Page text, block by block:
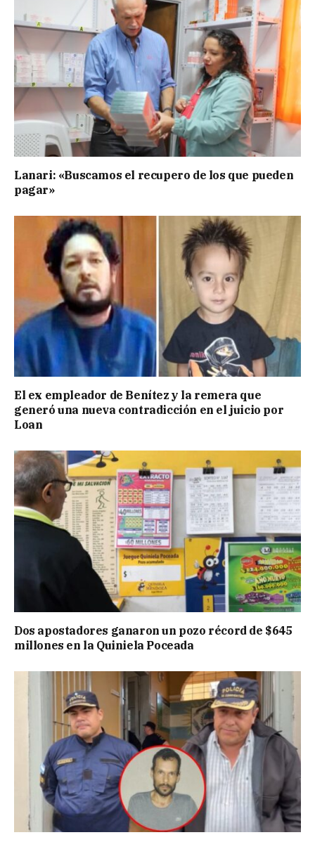
Lanari: «Buscamos el recupero de los que pueden
pagar»
El ex empleador de Benítez y la remera que
generó una nueva contradicción en el juicio por
Loan
Dos apostadores ganaron un pozo récord de $645
millones en la Quiniela Poceada